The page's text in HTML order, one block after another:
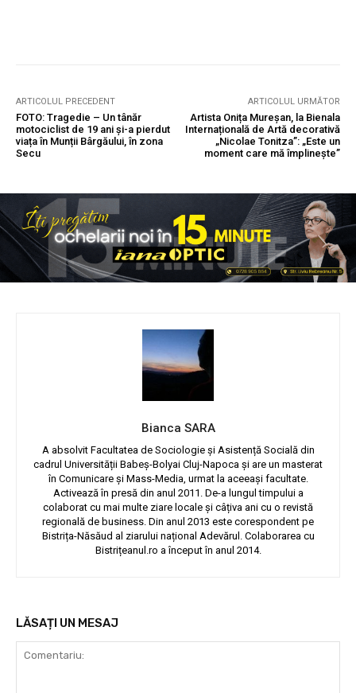
ARTICOLUL PRECEDENT
FOTO: Tragedie – Un tânăr
motociclist de 19 ani și-a pierdut
viața în Munții Bârgăului, în zona
Secu
ARTICOLUL URMĂTOR
Artista Onița Mureșan, la Bienala
Internațională de Artă decorativă
„Nicolae Tonitza”: „Este un
moment care mă împlinește”
Bianca SARA
A absolvit Facultatea de Sociologie și Asistență Socială din
cadrul Universității Babeș-Bolyai Cluj-Napoca și are un masterat
în Comunicare și Mass-Media, urmat la aceeași facultate.
Activează în presă din anul 2011. De-a lungul timpului a
colaborat cu mai multe ziare locale și câțiva ani cu o revistă
regională de business. Din anul 2013 este corespondent pe
Bistrița-Năsăud al ziarului național Adevărul. Colaborarea cu
Bistrițeanul.ro a început în anul 2014.
LĂSAȚI UN MESAJ